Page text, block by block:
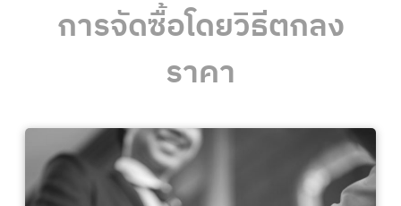
การจัดซื้อโดยวิธีตกลง
ราคา